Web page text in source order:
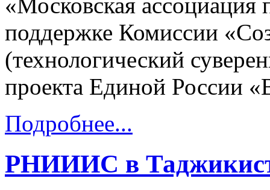
поддержке Комиссии
(технологический
проекта Единой России
Подробнее...
РНИИИС в